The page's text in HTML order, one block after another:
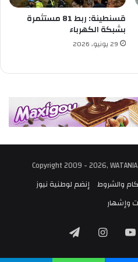
قسنطينة: ربط 81 مستثمرة
بشبكة الكهرباء
29 يونيو، 2026
والشروط إنضم لوطنية نيوز
وإشهار
‫YouTube انستقرام